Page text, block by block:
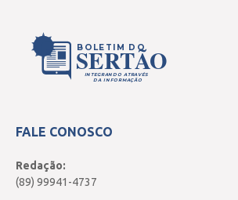
BOLETIM DO
SERTÃO
INTEGRANDO ATRAVÉS
DA INFORMAÇÃO
FALE CONOSCO
Redação:
(89) 99941-4737